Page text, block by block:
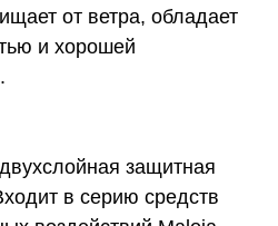
от ветра, обладает
и хорошей
защитная
в серию средств